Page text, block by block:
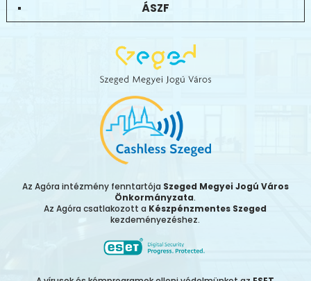
ÁSZF
Az Agóra intézmény fenntartója Szeged Megyei Jogú Város
Önkormányzata.
Az Agóra csatlakozott a Készpénzmentes Szeged
kezdeményezéshez.